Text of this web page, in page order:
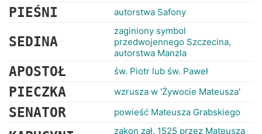
PIEŚNI autorstwa Safony
SEDINA
zaginiony symbol
przedwojennego Szczecina,
autorstwa Manzla
APOSTOŁ św. Piotr lub św. Paweł
PIECZKA wzrusza w 'Żywocie Mateusza'
SENATOR powieść Mateusza Grabskiego
zakon zał. 1525 przez Mateusza